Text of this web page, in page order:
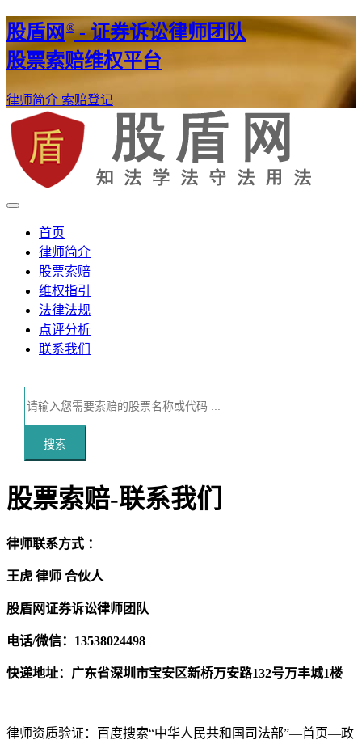
股盾网®- 证券诉讼律师团队
股票索赔维权平台
律师简介 索赔登记
股盾网
证券股票维权网
首页
律师简介
股票索赔
维权指引
法律法规
点评分析
联系我们
搜索
股票索赔-联系我们
律师联系方式 ：
王虎 律师 合伙人
股盾网证券诉讼律师团队
电话/微信：13538024498
快递地址：广东省深圳市宝安区新桥万安路132号万丰城1楼
律师资质验证：百度搜索“中华人民共和国司法部”—首页—政